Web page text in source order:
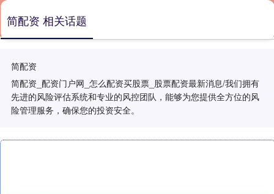
简配资
简配资_配资门户网_怎么配资买股票_股票配资最新消息/我们拥有
先进的风险评估系统和专业的风控团队，能够为您提供全方位的风
险管理服务，确保您的投资安全。
简配资 相关话题